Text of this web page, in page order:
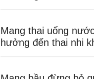
Mang thai uống
hưởng đến thai nhi